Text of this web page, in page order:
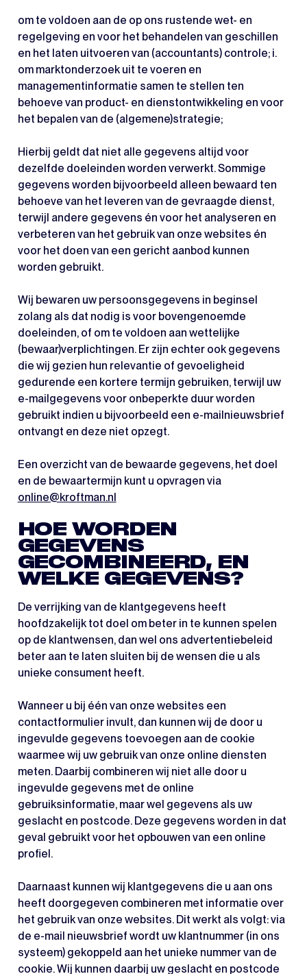
om te voldoen aan de op ons rustende wet- en
regelgeving en voor het behandelen van geschillen
en het laten uitvoeren van (accountants) controle; i.
om marktonderzoek uit te voeren en
managementinformatie samen te stellen ten
behoeve van product- en dienstontwikkeling en voor
het bepalen van de (algemene)strategie;
Hierbij geldt dat niet alle gegevens altijd voor
dezelfde doeleinden worden verwerkt. Sommige
gegevens worden bijvoorbeeld alleen bewaard ten
behoeve van het leveren van de gevraagde dienst,
terwijl andere gegevens én voor het analyseren en
verbeteren van het gebruik van onze websites én
voor het doen van een gericht aanbod kunnen
worden gebruikt.
Wij bewaren uw persoonsgegevens in beginsel
zolang als dat nodig is voor bovengenoemde
doeleinden, of om te voldoen aan wettelijke
(bewaar)verplichtingen. Er zijn echter ook gegevens
die wij gezien hun relevantie of gevoeligheid
gedurende een kortere termijn gebruiken, terwijl uw
e-mailgegevens voor onbeperkte duur worden
gebruikt indien u bijvoorbeeld een e-mailnieuwsbrief
ontvangt en deze niet opzegt.
Een overzicht van de bewaarde gegevens, het doel
en de bewaartermijn kunt u opvragen via
online@kroftman.nl
HOE WORDEN
GEGEVENS
GECOMBINEERD, EN
WELKE GEGEVENS?
De verrijking van de klantgegevens heeft
hoofdzakelijk tot doel om beter in te kunnen spelen
op de klantwensen, dan wel ons advertentiebeleid
beter aan te laten sluiten bij de wensen die u als
unieke consument heeft.
Wanneer u bij één van onze websites een
contactformulier invult, dan kunnen wij de door u
ingevulde gegevens toevoegen aan de cookie
waarmee wij uw gebruik van onze online diensten
meten. Daarbij combineren wij niet alle door u
ingevulde gegevens met de online
gebruiksinformatie, maar wel gegevens als uw
geslacht en postcode. Deze gegevens worden in dat
geval gebruikt voor het opbouwen van een online
profiel.
Daarnaast kunnen wij klantgegevens die u aan ons
heeft doorgegeven combineren met informatie over
het gebruik van onze websites. Dit werkt als volgt: via
de e-mail nieuwsbrief wordt uw klantnummer (in ons
systeem) gekoppeld aan het unieke nummer van de
cookie. Wij kunnen daarbij uw geslacht en postcode